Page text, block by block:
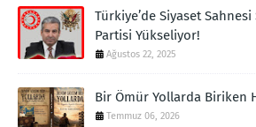
Türkiye’de Siyaset Sahnesi
Partisi Yükseliyor!
Ağustos 22, 2025
Bir Ömür Yollarda Biriken
Temmuz 06, 2026